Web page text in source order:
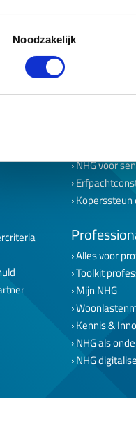
Noodzakelijk
NHG?
Een
NHG voor
NHG voor
NHG voor
Koperssteun
Alles voor
Toolkit
Mijn NHG
Kennis &
NHG als
NHG